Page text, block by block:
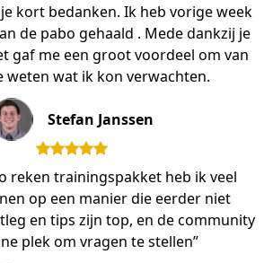
kort bedanken. Ik heb vorige week
de pabo gehaald . Mede dankzij je
gaf me een groot voordeel om van
weten wat ik kon verwachten.
Stefan Janssen
reken trainingspakket heb ik veel
op een manier die eerder niet
en tips zijn top, en de community
plek om vragen te stellen”